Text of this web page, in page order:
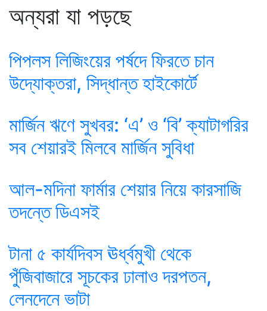
অন্যরা যা পড়ছে
পিপলস লিজিংয়ের পর্ষদে ফিরতে চান
উদ্যোক্তরা, সিদ্ধান্ত হাইকোর্টে
মার্জিন ঋণে সুখবর: ‘এ’ ও ‘বি’ ক্যাটাগরির
সব শেয়ারই মিলবে মার্জিন সুবিধা
আল-মদিনা ফার্মার শেয়ার নিয়ে কারসাজি
তদন্তে ডিএসই
টানা ৫ কার্যদিবস ঊর্ধ্বমুখী থেকে
পুঁজিবাজারে সূচকের ঢালাও দরপতন,
লেনদেনে ভাটা